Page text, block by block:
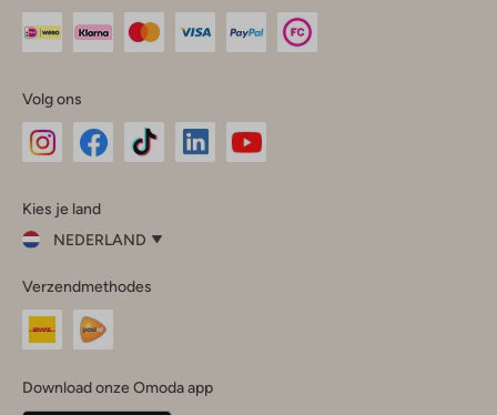
Volg ons
InstagramFacebook
Kies je land
NEDERLAND
je
land
Nederland
Belgique(Français)
Verzendmethodes
Download onze Omoda app